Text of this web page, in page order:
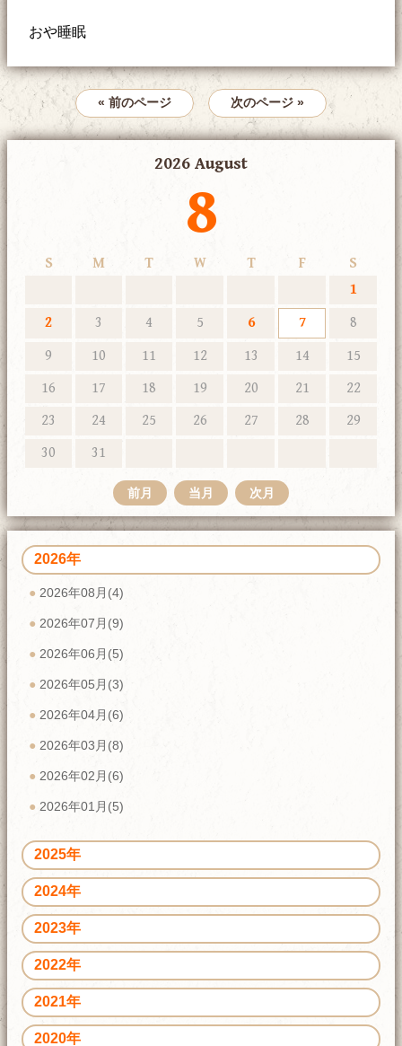
おや睡眠
« 前のページ 次のページ »
2026 August
8
S M T W T F
S
1
2
3 4 5 6 7
8
9
10 11 12 13 14
15
16
17 18 19 20 21
22
23
24 25 26 27 28
29
30
31
前月 当月 次月
2026年
2026年08月(4)
2026年07月(9)
2026年06月(5)
2026年05月(3)
2026年04月(6)
2026年03月(8)
2026年02月(6)
2026年01月(5)
2025年
2024年
2023年
2022年
2021年
2020年